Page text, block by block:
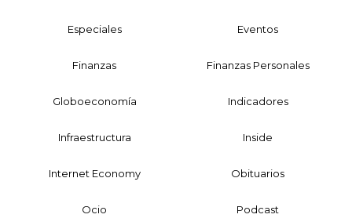
Especiales Eventos
Finanzas Finanzas Personales
Globoeconomía Indicadores
Infraestructura Inside
Internet Economy Obituarios
Ocio Podcast